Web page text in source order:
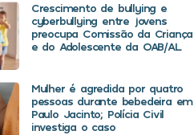
Crescimento de bullying e
cyberbullying entre jovens
preocupa Comissão da Criança
e do Adolescente da OAB/AL
Mulher é agredida por quatro
pessoas durante bebedeira em
Paulo Jacinto; Polícia Civil
investiga o caso